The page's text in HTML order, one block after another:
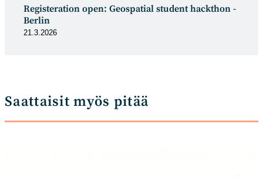
Registeration open: Geospatial student hackthon -
Berlin
21.3.2026
Saattaisit myös pitää